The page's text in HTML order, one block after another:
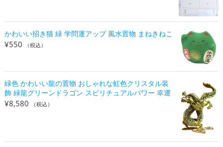
かわいい招き猫 緑 学問運アップ 風水置物 まねきねこ
¥550 （税込）
緑色 かわいい龍の置物 おしゃれな虹色クリスタル装
飾 緑龍グリーンドラゴン スピリチュアルパワー 幸運
¥8,580 （税込）